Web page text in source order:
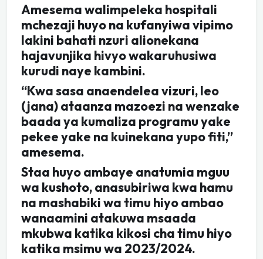
Amesema walimpeleka hospitali
mchezaji huyo na kufanyiwa vipimo
lakini bahati nzuri alionekana
hajavunjika hivyo wakaruhusiwa
kurudi naye kambini.
“Kwa sasa anaendelea vizuri, leo
(jana) ataanza mazoezi na wenzake
baada ya kumaliza programu yake
pekee yake na kuinekana yupo fiti,”
amesema.
Staa huyo ambaye anatumia mguu
wa kushoto, anasubiriwa kwa hamu
na mashabiki wa timu hiyo ambao
wanaamini atakuwa msaada
mkubwa katika kikosi cha timu hiyo
katika msimu wa 2023/2024.